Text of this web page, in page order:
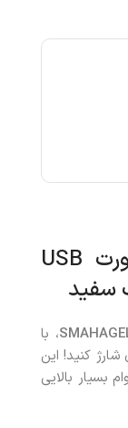
معرفی شارژر دیواری 3 پورت USB
، با
کنید! این
بالایی